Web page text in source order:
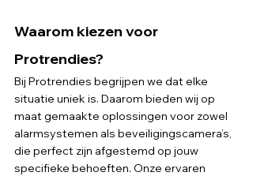
Waarom kiezen voor
Protrendies?
Bij Protrendies begrijpen we dat elke
situatie uniek is. Daarom bieden wij op
maat gemaakte oplossingen voor zowel
alarmsystemen als beveiligingscamera’s,
die perfect zijn afgestemd op jouw
specifieke behoeften. Onze ervaren